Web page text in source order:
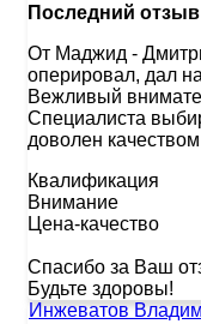
Последний отзыв
От Маджид -
оперировал, дал
Вежливый
Специалиста
доволен
Квалификация
Внимание
Цена-качество
Спасибо за Ваш
Будьте здоровы!
Инжеватов